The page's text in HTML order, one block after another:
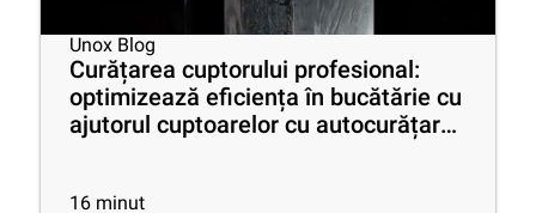
Unox Blog
Curățarea cuptorului profesional:
optimizează eficiența în bucătărie cu
ajutorul cuptoarelor cu autocurățare,
16 minut